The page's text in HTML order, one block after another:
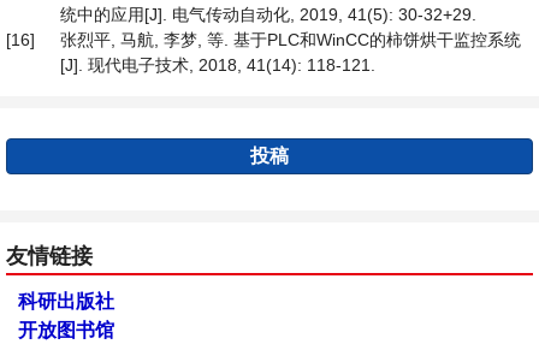
统中的应用[J]. 电气传动自动化, 2019, 41(5): 30-32+29.
[16]
张烈平, 马航, 李梦, 等. 基于PLC和WinCC的柿饼烘干监控系统
[J]. 现代电子技术, 2018, 41(14): 118-121.
投稿
友情链接
科研出版社
开放图书馆